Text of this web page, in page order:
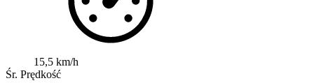
15,5 km/h
Śr. Prędkość